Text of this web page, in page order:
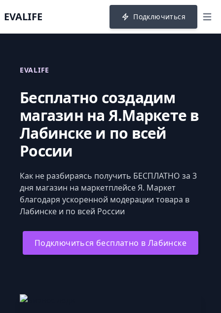
EVALIFE Подключиться menu
EVALIFE
Бесплатно создадим
магазин на Я.Маркете в
Лабинске и по всей
России
Как не разбираясь получить БЕСПЛАТНО за 3
дня магазин на маркетплейсе Я. Маркет
благодаря ускоренной модерации товара в
Лабинске и по всей России
Подключиться бесплатно в Лабинске